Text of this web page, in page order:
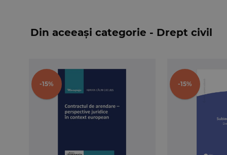
Din aceeași categorie - Drept civil
-15% -15%